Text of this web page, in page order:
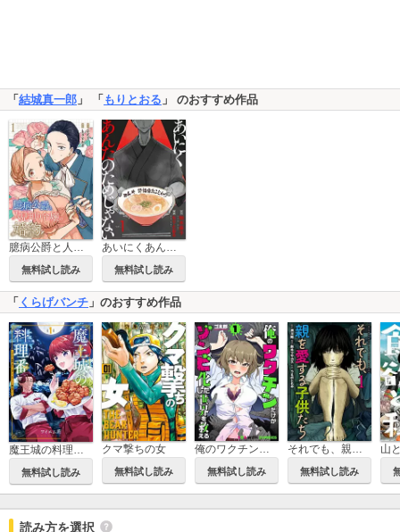
「 結城真一郎 」 「 もりとおる 」 のおすすめ作品
臆病公爵と人見知り令嬢の婚約
無料試し読み
あいにくあんたのためじゃない
無料試し読み
「 くらげバンチ 」のおすすめ作品
魔王城の料理番 ～コワモテ魔族ばかりだけど、ホワイトな職場です～
無料試し読み
クマ撃ちの女
無料試し読み
俺のワクチンだけがゾンビ化した世界を救える
無料試し読み
それでも、親を愛する子供たち
無料試し読み
山
読み方を選択